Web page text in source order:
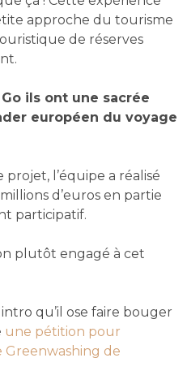
approche du tourisme
de réserves
ils ont une sacrée
européen du voyage
l’équipe a réalisé
d’euros en partie
participatif.
plutôt engagé à cet
qu’il ose faire bouger
une pétition pour
Greenwashing de